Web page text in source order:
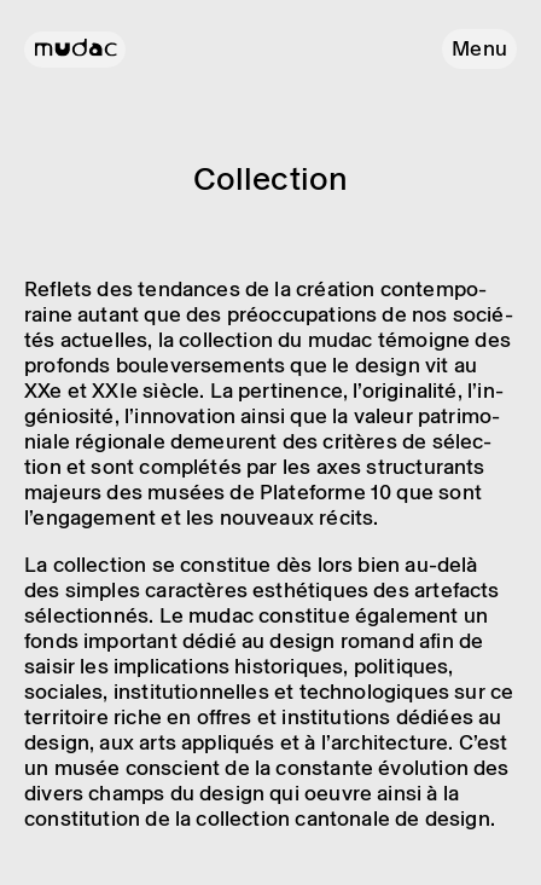
Menu
Collec­tion
Reflets des tendances de la créa­tion contem­po­
raine autant que des préoc­cu­pa­tions de nos socié­
tés actuelles, la collec­tion du mudac témoigne des
profonds boule­ver­se­ments que le design vit au
XXe et XXIe siècle. La perti­nence, l’ori­gi­na­lité, l’in­
gé­nio­sité, l’in­no­va­tion ainsi que la valeur patri­mo­
niale régio­nale demeurent des critères de sélec­
tion et sont complé­tés par les axes struc­tu­rants
majeurs des musées de Plate­forme 10 que sont
l’en­ga­ge­ment et les nouveaux récits.
La collec­tion se consti­tue dès lors bien au-delà
des simples carac­tères esthé­tiques des arte­facts
sélec­tion­nés. Le mudac consti­tue égale­ment un
fonds impor­tant dédié au design romand afin de
saisir les impli­ca­tions histo­riques, poli­tiques,
sociales, insti­tu­tion­nelles et tech­no­lo­giques sur ce
terri­toire riche en offres et insti­tu­tions dédiées au
design, aux arts appliqués et à l’ar­chi­tec­ture. C’est
un musée conscient de la constante évolu­tion des
divers champs du design qui oeuvre ainsi à la
consti­tu­tion de la collec­tion canto­nale de design.